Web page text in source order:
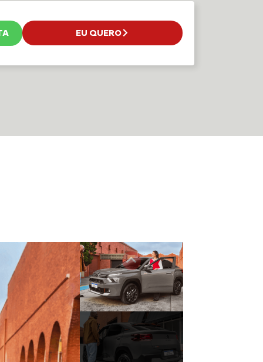
EU QUERO